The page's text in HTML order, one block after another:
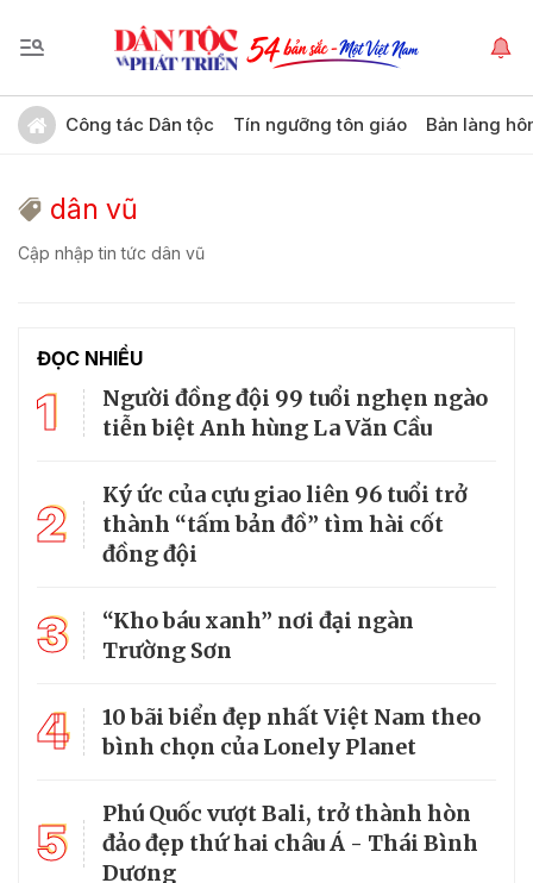
Công tác Dân tộc Tín ngưỡng tôn giáo Bản làng
dân vũ
Cập nhập tin tức dân vũ
ĐỌC NHIỀU
1
Người đồng đội 99 tuổi nghẹn ngào
tiễn biệt Anh hùng La Văn Cầu
2
Ký ức của cựu giao liên 96 tuổi trở
thành “tấm bản đồ” tìm hài cốt
đồng đội
3
“Kho báu xanh” nơi đại ngàn
Trường Sơn
4
10 bãi biển đẹp nhất Việt Nam theo
bình chọn của Lonely Planet
5
Phú Quốc vượt Bali, trở thành hòn
đảo đẹp thứ hai châu Á - Thái Bình
Dương